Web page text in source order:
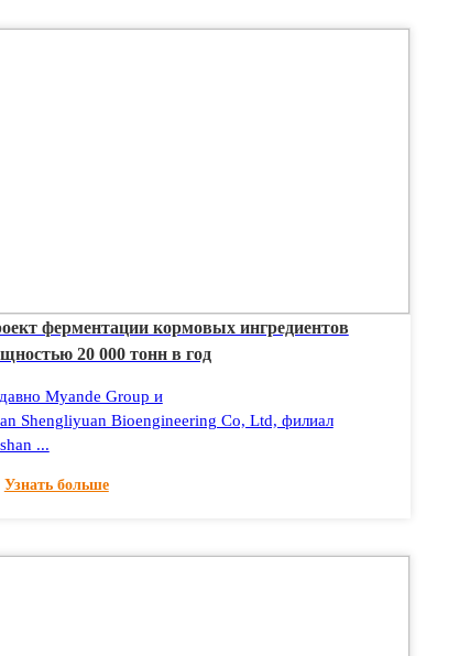
ферментации кормовых ингредиентов
20 000 тонн в год
Myande Group и
Shengliyuan Bioengineering Co, Ltd, филиал
...
Узнать больше